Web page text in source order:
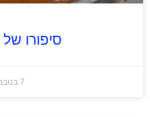
סיפורו
7 בנובמבר 2021